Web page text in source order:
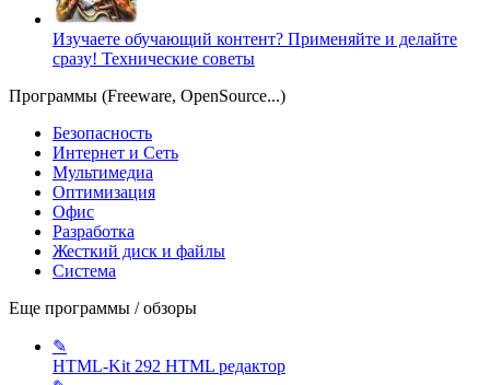
Изучаете обучающий контент? Применяйте и делайте
сразу! Технические советы
Программы (Freeware, OpenSource...)
Безопасность
Интернет и Сеть
Мультимедиа
Оптимизация
Офис
Разработка
Жесткий диск и файлы
Система
Еще программы / обзоры
✎
HTML-Kit 292 HTML редактор